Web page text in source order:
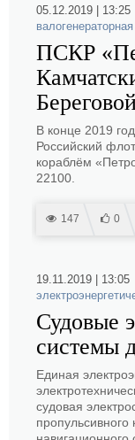
05.12.2019 |
ПСКР
В конце 2019
Российский
кораблём
22100.
147 0
19.11.2019 |
Судовые
системы
Единая
судовая